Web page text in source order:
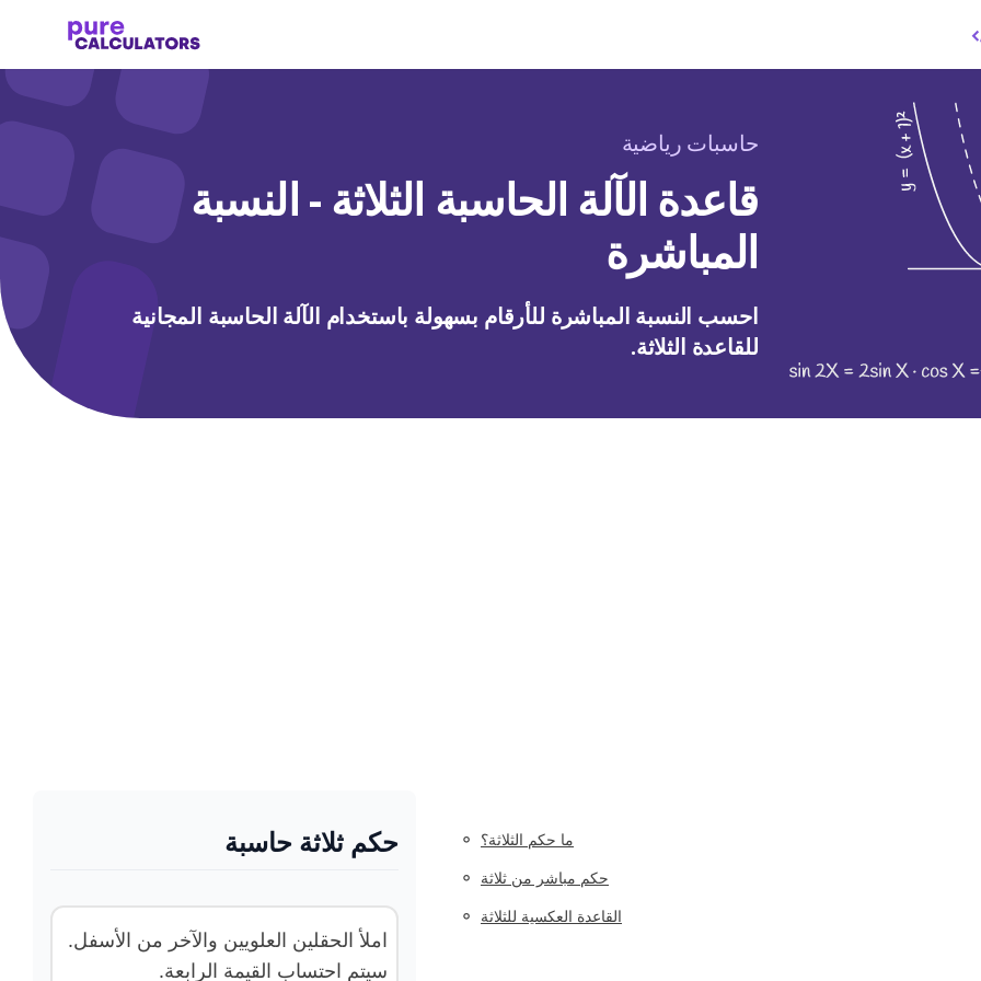
حاسبات رياضية
قاعدة الآلة الحاسبة الثلاثة - النسبة
المباشرة
احسب النسبة المباشرة للأرقام بسهولة باستخدام الآلة الحاسبة المجانية
للقاعدة الثلاثة.
حكم ثلاثة حاسبة
املأ الحقلين العلويين والآخر من الأسفل.
سيتم احتساب القيمة الرابعة.
◦ ما حكم الثلاثة؟
◦ حكم مباشر من ثلاثة
◦ القاعدة العكسية للثلاثة